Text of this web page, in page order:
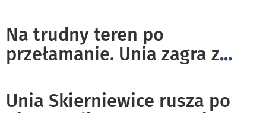
Na trudny teren po
przełamanie. Unia zagra z...
Unia Skierniewice rusza po